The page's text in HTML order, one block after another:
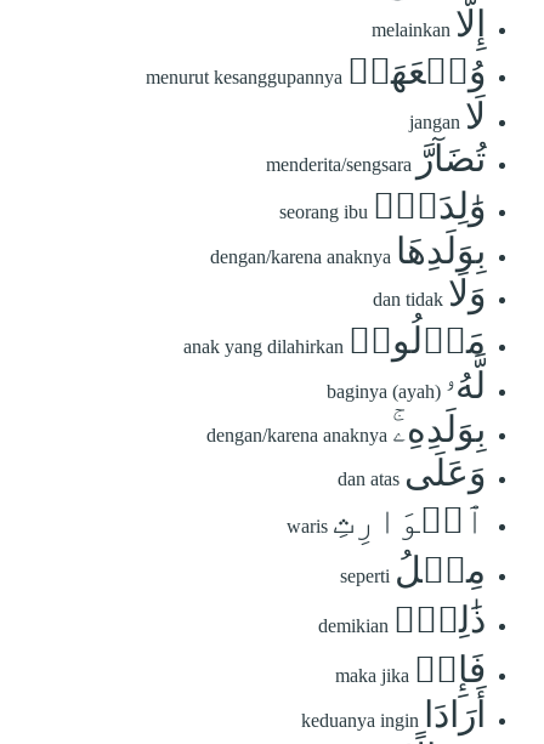
إِلَّا melainkan
وُسۡعَهَاۚ menurut kesanggupannya
لَا jangan
تُضَآرَّ menderita/sengsara
وَٰلِدَةُۢ seorang ibu
بِوَلَدِهَا dengan/karena anaknya
وَلَا dan tidak
مَوۡلُودٞ anak yang dilahirkan
لَّهُۥ baginya (ayah)
بِوَلَدِهِۦۚ dengan/karena anaknya
وَعَلَى dan atas
ٱلۡوَارِثِ waris
مِثۡلُ seperti
ذَٰلِكَۗ demikian
فَإِنۡ maka jika
أَرَادَا keduanya ingin